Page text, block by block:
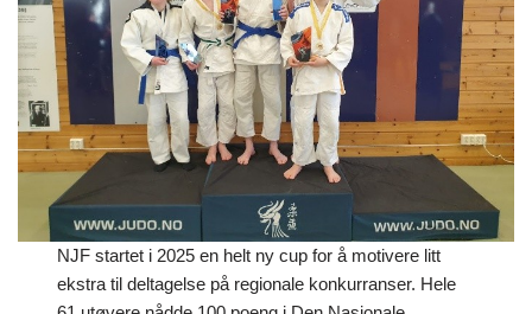
NJF startet i 2025 en helt ny cup for å motivere litt
ekstra til deltagelse på regionale konkurranser. Hele